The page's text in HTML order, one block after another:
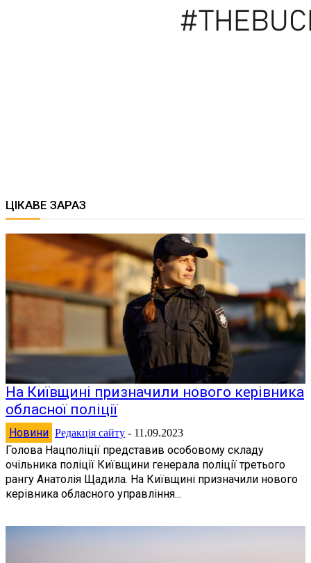
ЦІКАВЕ ЗАРАЗ
На Київщині призначили нового керівника
обласної поліції
Новини Редакція сайту - 11.09.2023
Голова Нацполіції представив особовому складу
очільника поліції Київщини генерала поліції третього
рангу Анатолія Щадила. На Київщині призначили нового
керівника обласного управління...